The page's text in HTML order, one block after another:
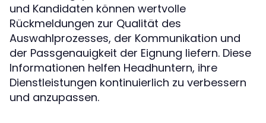
und Kandidaten können wertvolle
Rückmeldungen zur Qualität des
Auswahlprozesses, der Kommunikation und
der Passgenauigkeit der Eignung liefern. Diese
Informationen helfen Headhuntern, ihre
Dienstleistungen kontinuierlich zu verbessern
und anzupassen.